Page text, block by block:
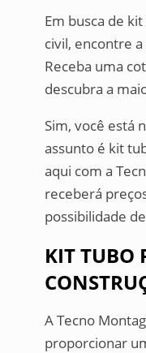
Em busca de
civil, encontre
Receba uma
descubra a
Sim, você está
assunto é kit
aqui com a
receberá
possibilidade
KIT TUBO
A Tecno
proporcionar